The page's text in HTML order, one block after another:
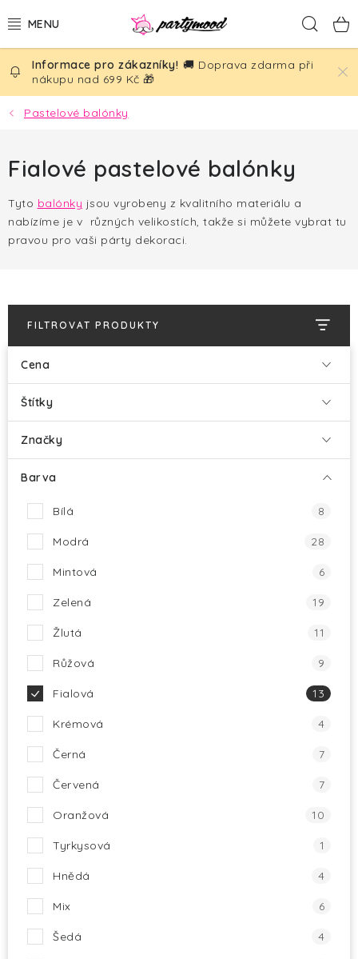
na
BALÓNKY
PÁRTY DEKORACE
NAROZENINY
AKČNÍ CENY!
HALLOWEEN
SILVESTR
VÁNOCE
Vrácení zboží a reklamace
Hodnocení obchodu
🚚 Doprava zdarma při
nákupu nad 699 Kč 🎁
Pastelové balónky
Fialové pastelové balónky
Tyto balónky jsou vyrobeny z kvalitního materiálu a
nabízíme je v různých velikostích, takže si můžete vybrat tu
pravou pro vaši párty dekoraci.
FILTROVAT PRODUKTY
Cena
Štítky
Značky
Barva
Bílá 8
Modrá 28
Mintová 6
Zelená 19
Žlutá 11
Růžová 9
Fialová 13
Krémová 4
Černá 7
Červená 7
Oranžová 10
Tyrkysová 1
Hnědá 4
Mix 6
Šedá 4